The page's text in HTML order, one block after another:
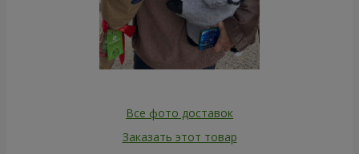
Все фото доставок
Заказать этот товар